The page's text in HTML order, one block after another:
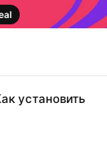
установить